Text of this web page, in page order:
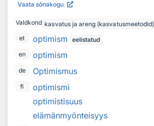
Vaata sõnakogu
Valdkond kasvatus ja areng (kasvatusmeetodid)
et
optimism
eelistatud
en
optimism
de Optimismus
fi
optimismi
optimistisuus
elämänmyönteisyys